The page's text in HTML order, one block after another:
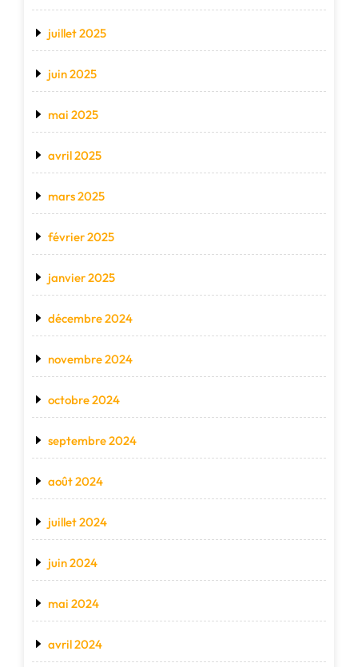
juillet 2025
juin 2025
mai 2025
avril 2025
mars 2025
février 2025
janvier 2025
décembre 2024
novembre 2024
octobre 2024
septembre 2024
août 2024
juillet 2024
juin 2024
mai 2024
avril 2024